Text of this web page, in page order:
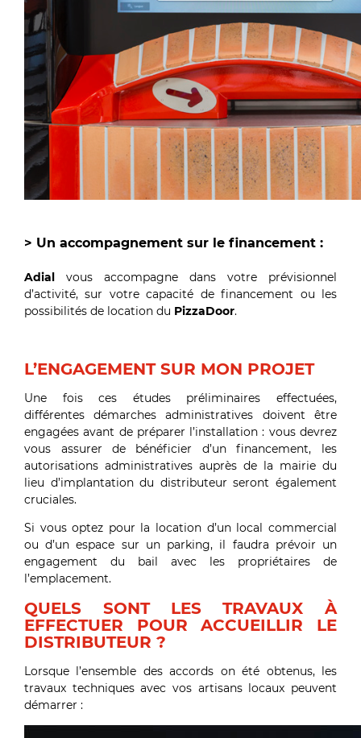
> Un accompagnement sur le financement :
Adial vous accompagne dans votre prévisionnel
d’activité, sur votre capacité de financement ou les
possibilités de location du PizzaDoor.
L’ENGAGEMENT SUR MON PROJET
Une fois ces études préliminaires effectuées,
différentes démarches administratives doivent être
engagées avant de préparer l’installation : vous devrez
vous assurer de bénéficier d’un financement, les
autorisations administratives auprès de la mairie du
lieu d’implantation du distributeur seront également
cruciales.
Si vous optez pour la location d’un local commercial
ou d’un espace sur un parking, il faudra prévoir un
engagement du bail avec les propriétaires de
l’emplacement.
QUELS SONT LES TRAVAUX À
EFFECTUER POUR ACCUEILLIR LE
DISTRIBUTEUR ?
Lorsque l’ensemble des accords on été obtenus, les
travaux techniques avec vos artisans locaux peuvent
démarrer :